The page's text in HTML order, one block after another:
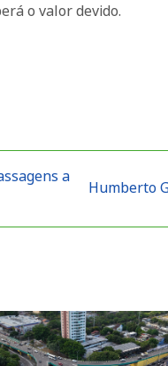
o valor devido.
a
Humberto